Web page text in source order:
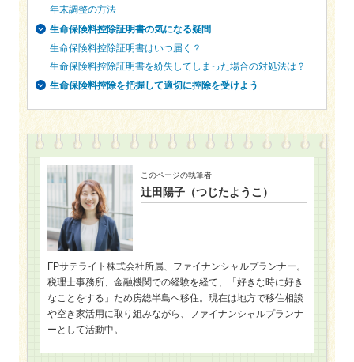
年末調整の方法
生命保険料控除証明書の気になる疑問
生命保険料控除証明書はいつ届く？
生命保険料控除証明書を紛失してしまった場合の対処法は？
生命保険料控除を把握して適切に控除を受けよう
このページの執筆者
辻田陽子（つじたようこ）
FPサテライト株式会社所属、ファイナンシャルプランナー。
税理士事務所、金融機関での経験を経て、「好きな時に好き
なことをする」ため房総半島へ移住。現在は地方で移住相談
や空き家活用に取り組みながら、ファイナンシャルプランナ
ーとして活動中。